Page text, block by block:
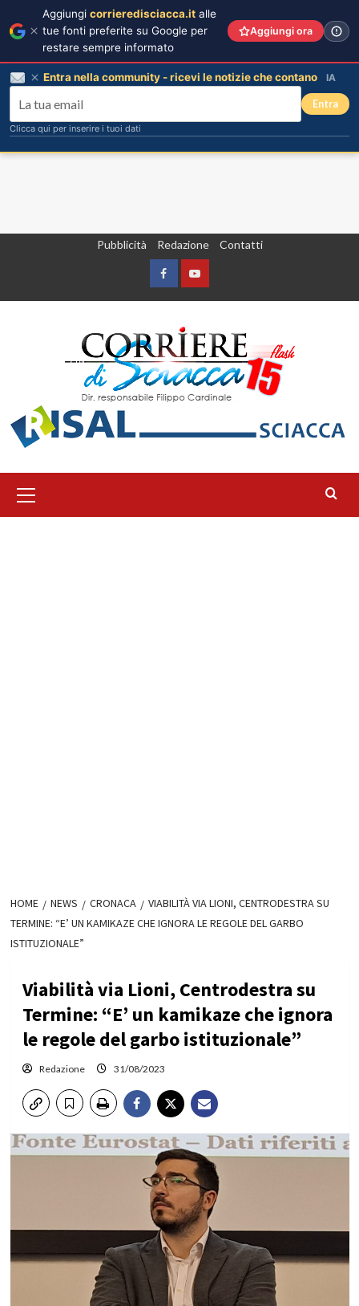
Pubblicità Redazione Contatti
FacebookYountube
principale
HOME NEWS CRONACA
VIABILITÀ VIA LIONI, CENTRODESTRA SU
TERMINE: “E’ UN KAMIKAZE CHE IGNORA LE REGOLE DEL GARBO
ISTITUZIONALE”
Viabilità via Lioni, Centrodestra su
Termine: “E’ un kamikaze che ignora
le regole del garbo istituzionale”
Redazione 31/08/2023
Aggiungi corrieredisciacca.it alle
tue fonti preferite su Google per
restare sempre informato
Aggiungi ora
Entra nella community - ricevi le notizie che contano IA
Entra
Clicca qui per inserire i tuoi dati